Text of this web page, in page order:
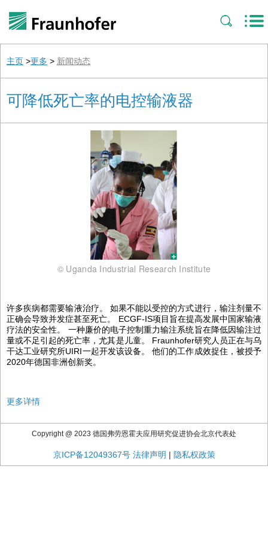
主页 >更多 > 新闻动态
可降低死亡率的电控输液器
© Uganda Industrial Research Institute
许多疾病都需要输液治疗。 如果不能以受控的方式进行，输注剂量不
正确会导致并发症甚至死亡。 ECGF-IS项目旨在提高发展中国家输液
疗法的安全性。 一种廉价的电子控制重力输注系统旨在降低因输注过
量或不足引起的死亡率，尤其是儿童。 Fraunhofer研究人员正在与乌
干达工业研究所UIRI一起开发该设备。 他们的工作成效捉住，被授予
2020年德国非洲创新奖。
更多详情
Copyright @ 2023 德国弗劳恩霍夫应用研究促进协会北京代表处
京ICP备12049367号 法律声明 | 隐私权政策